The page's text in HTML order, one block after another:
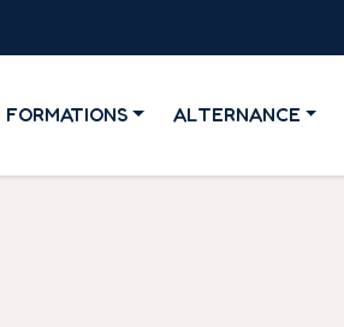
FORMATIONS ALTERNANCE